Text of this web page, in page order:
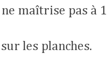
maîtrise pas à
les planches.